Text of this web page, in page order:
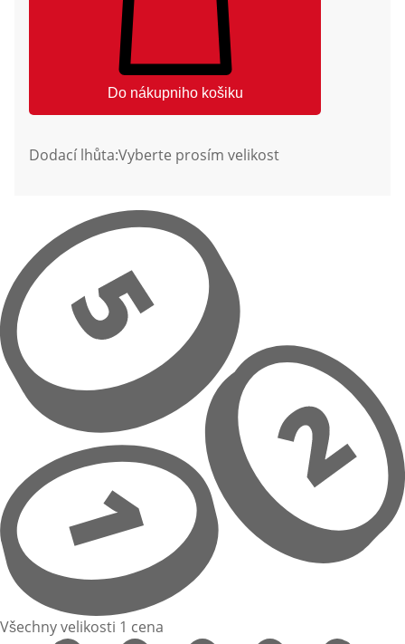
Do nákupniho košiku
Dodací lhůta:Vyberte prosím velikost
Všechny velikosti 1 cena